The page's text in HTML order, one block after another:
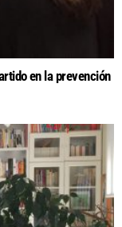
en la prevención